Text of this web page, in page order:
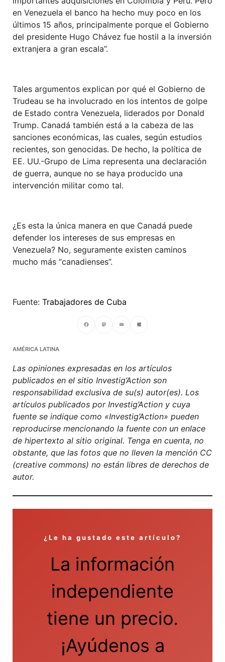
en Venezuela el banco ha hecho muy poco en los
últimos 15 años, principalmente porque el Gobierno
del presidente Hugo Chávez fue hostil a la inversión
extranjera a gran escala”.
Tales argumentos explican por qué el Gobierno de
Trudeau se ha involucrado en los intentos de golpe
de Estado contra Venezuela, liderados por Donald
Trump. Canadá también está a la cabeza de las
sanciones económicas, las cuales, según estudios
recientes, son genocidas. De hecho, la política de
EE. UU.-Grupo de Lima representa una declaración
de guerra, aunque no se haya producido una
intervención militar como tal.
¿Es esta la única manera en que Canadá puede
defender los intereses de sus empresas en
Venezuela? No, seguramente existen caminos
mucho más “canadienses”.
Fuente: Trabajadores de Cuba
AMÉRICA LATINA
Las opiniones expresadas en los artículos
publicados en el sitio Investig’Action son
responsabilidad exclusiva de su(s) autor(es). Los
artículos publicados por Investig’Action y cuya
fuente se indique como «Investig’Action» pueden
reproducirse mencionando la fuente con un enlace
de hipertexto al sitio original. Tenga en cuenta, no
obstante, que las fotos que no lleven la mención CC
(creative commons) no están libres de derechos de
autor.
¿Le ha gustado este artículo?
La información
independiente
tiene un precio.
¡Ayúdenos a